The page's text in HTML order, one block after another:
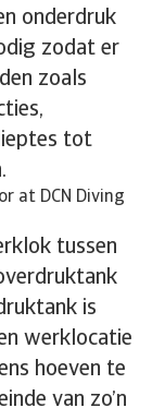
onderdruk
zodat er
zoals
tot
at DCN Diving
tussen
is
werklocatie
hoeven te
van zo’n